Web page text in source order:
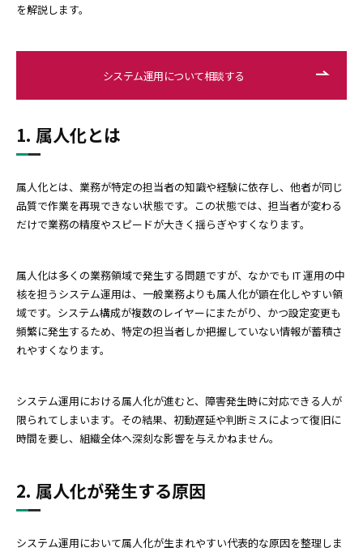
を解説します。
システム運用について相談する
1. 属人化とは
属人化とは、業務が特定の担当者の知識や経験に依存し、他者が同じ
品質で作業を再現できない状態です。この状態では、担当者が変わる
だけで業務の精度やスピードが大きく揺らぎやすくなります。
属人化は多くの業務領域で発生する問題ですが、なかでも IT 運用の中
核を担うシステム運用は、一般業務よりも属人化が顕在化しやすい領
域です。システム構成が複数のレイヤーにまたがり、かつ設定変更も
頻繁に発生するため、特定の担当者しか把握していない情報が蓄積さ
れやすくなります。
システム運用における属人化が進むと、障害発生時に対応できる人が
限られてしまいます。その結果、初動遅延や判断ミスによって復旧に
時間を要し、組織全体へ深刻な影響を与えかねません。
2. 属人化が発生する原因
システム運用において属人化が生まれやすい代表的な原因を整理しま